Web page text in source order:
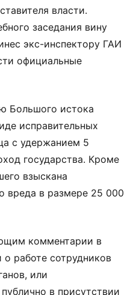
власти.
заседания вину
экс-инспектору ГАИ
официальные
Большого истока
исправительных
с удержанием 5
государства. Кроме
взыскана
вреда в размере 25 000
комментарии в
работе сотрудников
или
в присутствии